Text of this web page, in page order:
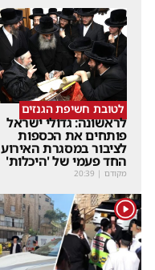
לטובת חשיפת הגנזים
לראשונה: גדולי ישראל
פותחים את הכספות
לציבור במסגרת האירוע
החד פעמי של 'היכלות'
מקודם |
20:39
1